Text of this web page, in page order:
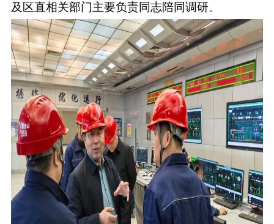
及区直相关部门主要负责同志陪同调研。